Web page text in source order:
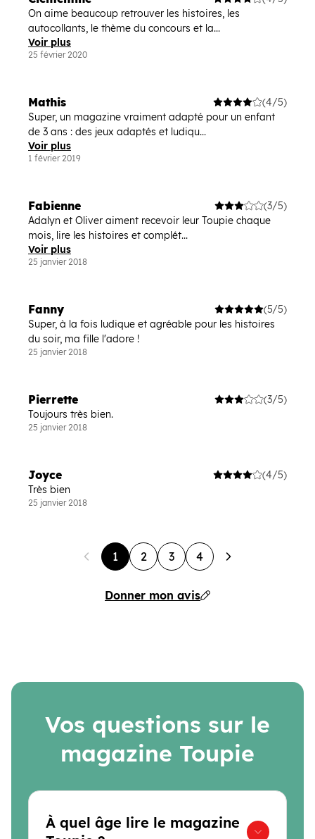
On aime beaucoup retrouver les histoires, les
autocollants, le thème du concours et la...
Voir plus
25 février 2020
Mathis
(4/5)
Super, un magazine vraiment adapté pour un enfant
de 3 ans : des jeux adaptés et ludiqu...
Voir plus
1 février 2019
Fabienne
(3/5)
Adalyn et Oliver aiment recevoir leur Toupie chaque
mois, lire les histoires et complét...
Voir plus
25 janvier 2018
Fanny
(5/5)
Super, à la fois ludique et agréable pour les histoires
du soir, ma fille l'adore !
25 janvier 2018
Pierrette
(3/5)
Toujours très bien.
25 janvier 2018
Joyce
(4/5)
Très bien
25 janvier 2018
1 2 3 4
Donner mon avis
Vos questions sur le
magazine Toupie
À quel âge lire le magazine